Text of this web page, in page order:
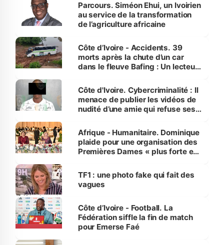
Parcours. Siméon Ehui, un Ivoirien
au service de la transformation
de l’agriculture africaine
Côte d’Ivoire - Accidents. 39
morts après la chute d’un car
dans le fleuve Bafing : Un lecteur
des Transports
Côte d'Ivoire. Cybercriminalité : Il
menace de publier les vidéos de
nudité d’une amie qui refuse ses
Afrique - Humanitaire. Dominique
plaide pour une organisation des
Premières Dames « plus forte et
sur la scène internationale »
TF1 : une photo fake qui fait des
vagues
Côte d’Ivoire - Football. La
Fédération siffle la fin de match
pour Emerse Faé